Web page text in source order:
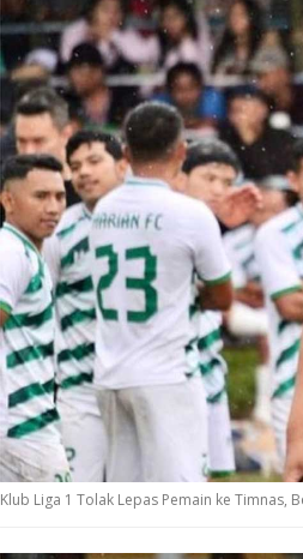
Klub Liga 1 Tolak Lepas Pemain ke